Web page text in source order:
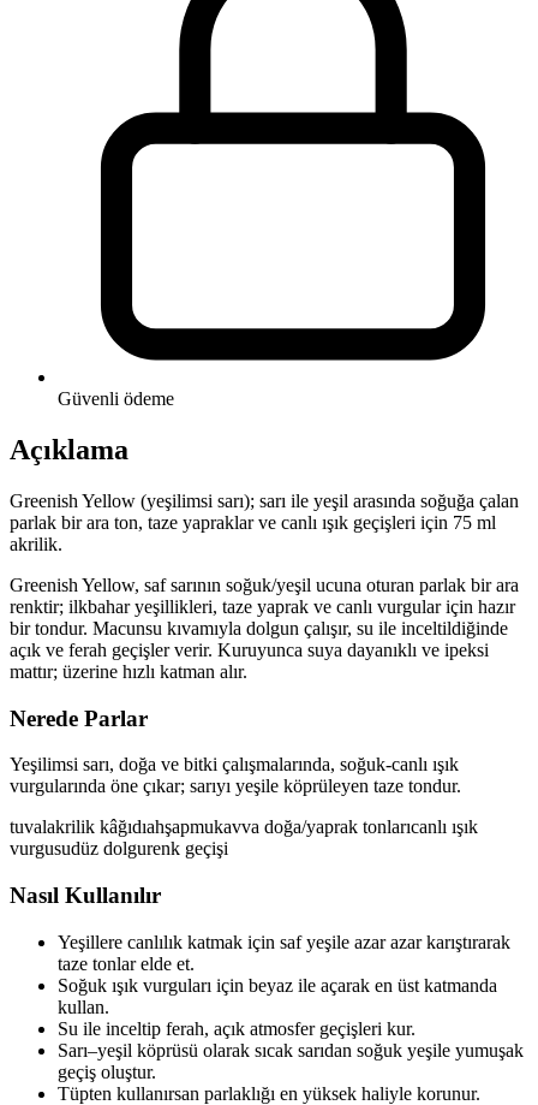
Güvenli ödeme
Açıklama
Greenish Yellow (yeşilimsi sarı); sarı ile yeşil arasında soğuğa çalan
parlak bir ara ton, taze yapraklar ve canlı ışık geçişleri için 75 ml
akrilik.
Greenish Yellow, saf sarının soğuk/yeşil ucuna oturan parlak bir ara
renktir; ilkbahar yeşillikleri, taze yaprak ve canlı vurgular için hazır
bir tondur. Macunsu kıvamıyla dolgun çalışır, su ile inceltildiğinde
açık ve ferah geçişler verir. Kuruyunca suya dayanıklı ve ipeksi
mattır; üzerine hızlı katman alır.
Nerede Parlar
Yeşilimsi sarı, doğa ve bitki çalışmalarında, soğuk-canlı ışık
vurgularında öne çıkar; sarıyı yeşile köprüleyen taze tondur.
tuvalakrilik kâğıdıahşapmukavva doğa/yaprak tonlarıcanlı ışık
vurgusudüz dolgurenk geçişi
Nasıl Kullanılır
Yeşillere canlılık katmak için saf yeşile azar azar karıştırarak
taze tonlar elde et.
Soğuk ışık vurguları için beyaz ile açarak en üst katmanda
kullan.
Su ile inceltip ferah, açık atmosfer geçişleri kur.
Sarı–yeşil köprüsü olarak sıcak sarıdan soğuk yeşile yumuşak
geçiş oluştur.
Tüpten kullanırsan parlaklığı en yüksek haliyle korunur.